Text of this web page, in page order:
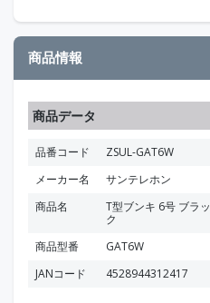
商品情報
商品データ
品番コード
ZSUL-GAT6W
メーカー名
サンテレホン
商品名
T型ブンキ 6号 ブラッ
ク
商品型番
GAT6W
JANコード
4528944312417